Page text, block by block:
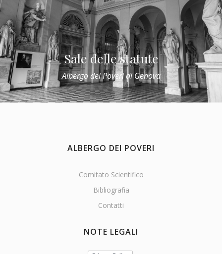
Sale delle statute
Albergo dei Poveri di Genova
ALBERGO DEI POVERI
Comitato Scientifico
Bibliografia
Contatti
NOTE LEGALI